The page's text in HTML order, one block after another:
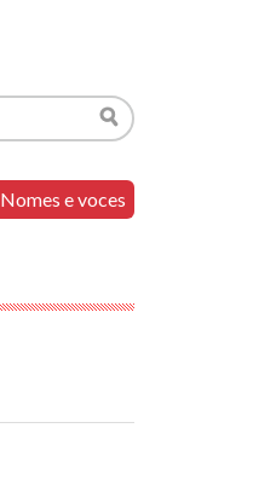
Buscar
Nomes e voces